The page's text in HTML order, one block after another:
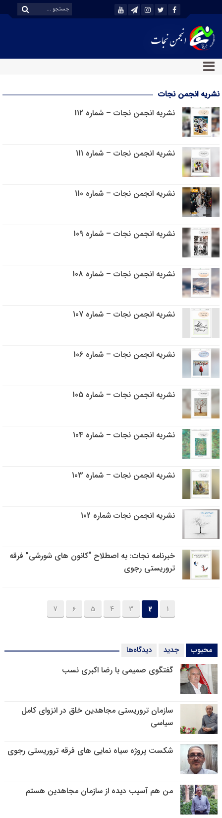
نشریه انجمن نجات
نشریه انجمن نجات – شماره 112
نشریه انجمن نجات – شماره 111
نشریه انجمن نجات – شماره 110
نشریه انجمن نجات – شماره 109
نشریه انجمن نجات – شماره 108
نشریه انجمن نجات – شماره 107
نشریه انجمن نجات – شماره 106
نشریه انجمن نجات – شماره 105
نشریه انجمن نجات – شماره 104
نشریه انجمن نجات – شماره 103
نشریه انجمن نجات شماره 102
خبرنامه نجات: به اصطلاح “کانون های شورشی” فرقه
تروریستی رجوی
1
2
3
4
5
6
7
محبوب جدید دیدگاه‌ها
گفتگوی صمیمی با رضا اکبری نسب
سازمان تروریستی مجاهدین خلق در انزوای کامل
سیاسی
شکست پروژه سیاه نمایی های فرقه تروریستی رجوی
من هم آسیب دیده از سازمان مجاهدین هستم